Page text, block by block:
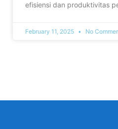
efisiensi dan produktivitas
February 11, 2025 No